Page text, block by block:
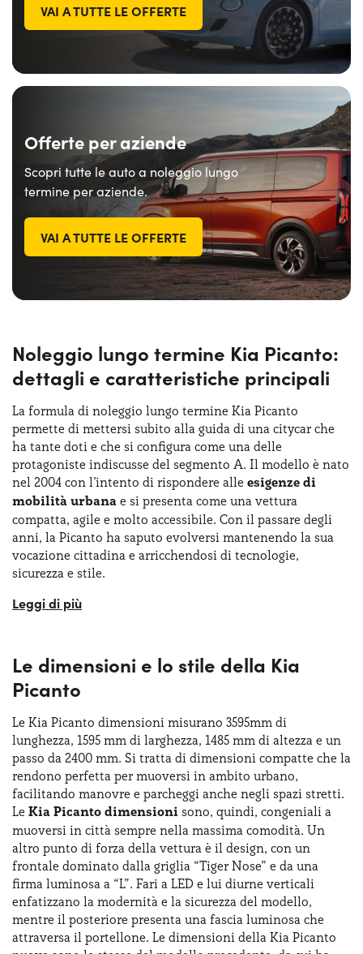
VAI A TUTTE LE OFFERTE
Offerte per aziende
Scopri tutte le auto a noleggio lungo
termine per aziende.
VAI A TUTTE LE OFFERTE
Noleggio lungo termine Kia Picanto:
dettagli e caratteristiche principali
La formula di noleggio lungo termine Kia Picanto
permette di mettersi subito alla guida di una citycar che
ha tante doti e che si configura come una delle
protagoniste indiscusse del segmento A. Il modello è nato
nel 2004 con l’intento di rispondere alle esigenze di
mobilità urbana e si presenta come una vettura
compatta, agile e molto accessibile. Con il passare degli
anni, la Picanto ha saputo evolversi mantenendo la sua
vocazione cittadina e arricchendosi di tecnologie,
sicurezza e stile.
Si tratta del modello più piccolo di tutta la gamma,
Kia per la Picanto è sempre stata quella dioffrire una
city car accessibile
adattarsi alle esigenze di una clientela giovane, urbana e
attenta alla tecnologia, senza rinunciare a stile e
affidabilità In vent’anni di carriera, la Picanto ha ottenuto
un grande successo in termini di vendite, confermandosi
come uno dei modelli in assoluto più longevi e apprezzati
della gamma Kia.
Le dimensioni e lo stile della Kia
Picanto
Le Kia Picanto dimensioni misurano 3595mm di
lunghezza, 1595 mm di larghezza, 1485 mm di altezza e un
passo da 2400 mm. Si tratta di dimensioni compatte che la
rendono perfetta per muoversi in ambito urbano,
facilitando manovre e parcheggi anche negli spazi stretti.
Le Kia Picanto dimensioni sono, quindi, congeniali a
muoversi in città sempre nella massima comodità. Un
altro punto di forza della vettura è il design, con un
frontale dominato dalla griglia “Tiger Nose” e da una
firma luminosa a “L”. Fari a LED e lui diurne verticali
enfatizzano la modernità e la sicurezza del modello,
mentre il posteriore presenta una fascia luminosa che
attraversa il portellone. Le dimensioni della Kia Picanto